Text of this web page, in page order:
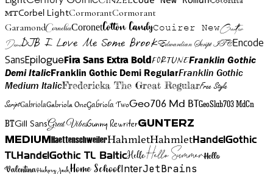
MTCorbel LightCormorantCormorant
GaramondCorneliaCoronetCotton CandyCouirer NewCreattion
DemoDJB I Love Me Some BrookEdwardian Script ITCEncode
SansEpilogueFira Sans Extra BoldFortuneFranklin Gothic
Demi ItalicFranklin Gothic Demi RegularFranklin Gothic
Medium ItalicFredericka The Great RegularFree Style
ScriptGabriolaGabriola OneGabriola TwoGeo706 Md BTGeoSlab703 MdCn
BTGill SansGreat VibesGunny RewriterGunterz
Medium HaettenschweilerHahmletHahmletHandelGothic
TLHandelGothic TL BalticHelloHello SummerHello
ValentinaHickory JackHome SchoolInterJetBrains